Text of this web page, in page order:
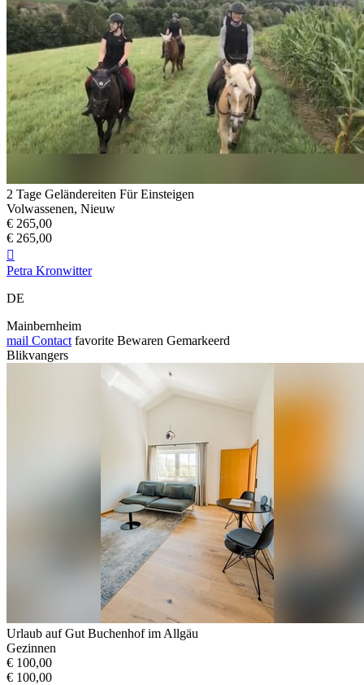
2 Tage Geländereiten Für Einsteigen
Volwassenen, Nieuw
€ 265,00
€ 265,00

Petra Kronwitter
DE
Mainbernheim
mail Contact favorite Bewaren Gemarkeerd
Blikvangers
Urlaub auf Gut Buchenhof im Allgäu
Gezinnen
€ 100,00
€ 100,00